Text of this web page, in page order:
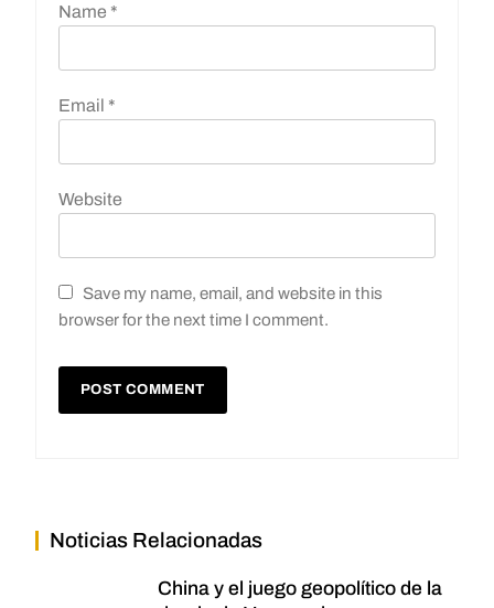
Name *
Email *
Website
Save my name, email, and website in this
browser for the next time I comment.
Noticias Relacionadas
China y el juego geopolítico de la